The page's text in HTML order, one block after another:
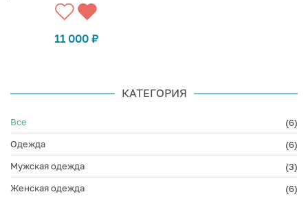
11 000 ₽
КАТЕГОРИЯ
Все
(6)
Одежда
(6)
Мужская одежда
(3)
Женская одежда
(6)